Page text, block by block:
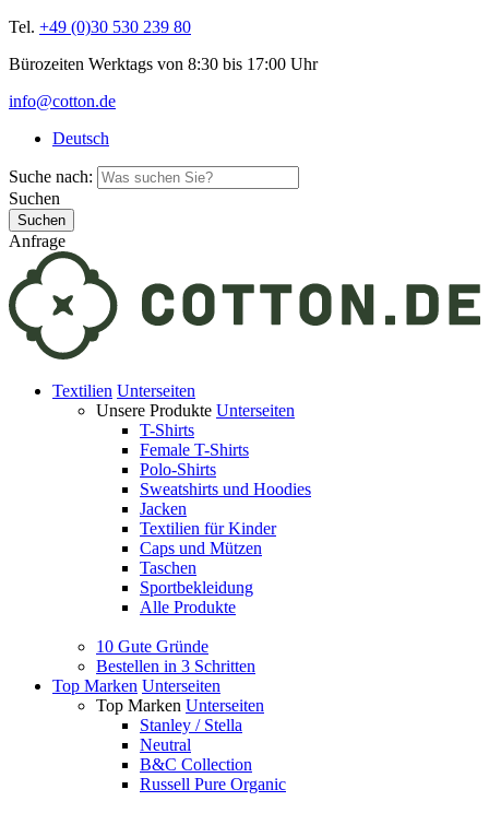
Tel. +49 (0)30 530 239 80
Bürozeiten Werktags von 8:30 bis 17:00 Uhr
info@cotton.de
Deutsch
Suche nach:
Suchen
Anfrage
Textilien Unterseiten
Unsere Produkte Unterseiten
T-Shirts
Female T-Shirts
Polo-Shirts
Sweatshirts und Hoodies
Jacken
Textilien für Kinder
Caps und Mützen
Taschen
Sportbekleidung
Alle Produkte
10 Gute Gründe
Bestellen in 3 Schritten
Top Marken Unterseiten
Top Marken Unterseiten
Stanley / Stella
Neutral
B&C Collection
Russell Pure Organic